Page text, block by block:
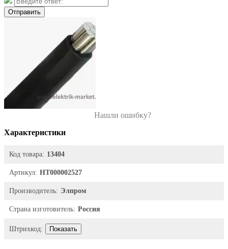
Отправить
Нашли ошибку?
Характеристики
Код товара: 13404
Артикул: НТ000002527
Производитель: Элпром
Страна изготовитель: Россия
Штрихкод: Показать